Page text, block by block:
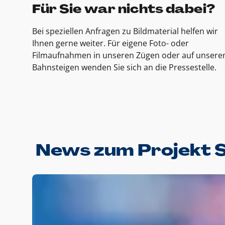
Für Sie war nichts dabei?
Bei speziellen Anfragen zu Bildmaterial helfen wir
Ihnen gerne weiter. Für eigene Foto- oder
Filmaufnahmen in unseren Zügen oder auf
Bahnsteigen wenden Sie sich an die Pressestelle.
News zum Projekt